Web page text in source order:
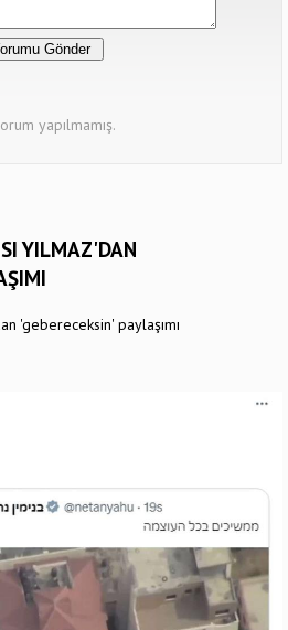
yapılmamış.
YILMAZ'DAN
'gebereceksin' paylaşımı